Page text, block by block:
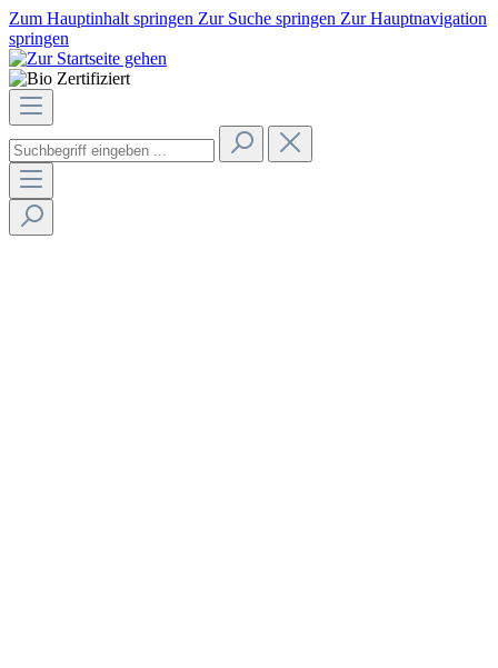
Zum Hauptinhalt springen Zur Suche springen Zur Hauptnavigation
springen